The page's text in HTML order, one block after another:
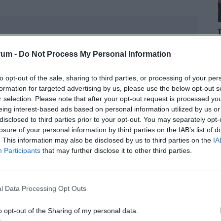
- Do Not Process My Personal Information
opt-out of the sale, sharing to third parties, or processing of your
for targeted advertising by us, please use the below opt-out
selection. Please note that after your opt-out request is processed
interest-based ads based on personal information utilized by us
to third parties prior to your opt-out. You may separately
of your personal information by third parties on the IAB’s list of
This information may also be disclosed by us to third parties on the
Participants that may further disclose it to other third parties.
Data Processing Opt Outs
opt-out of the Sharing of my personal data.
ebben a kincset érő
jött el a várva várt szezonja? Ne maradj le
szörpöt, egészséges házi ivólevet készíteni!
tüzet rakni, valamilyen formában mindig is
is ismerték azt a módszert, hogy a
a folyamat lényege egyszerű: a méz és a
részét, ezzel jelentősen megnehezíti a
társul, a baktériumok számára gyakorlatilag